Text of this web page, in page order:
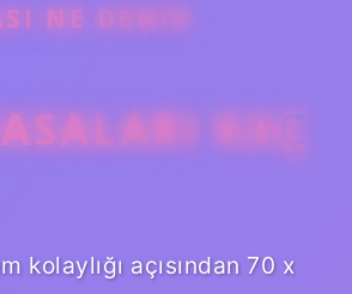
NE DENIR
KAÇ
kolaylığı açısından 70 x